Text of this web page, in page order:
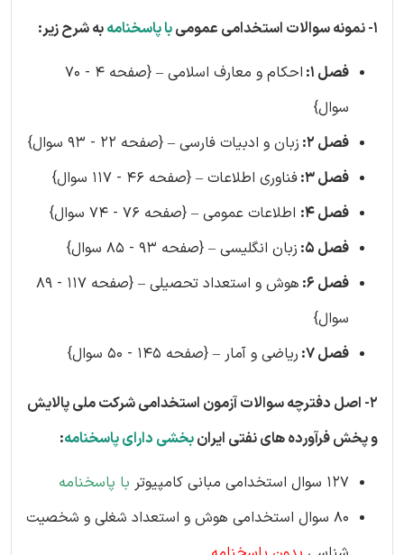
۱- نمونه سوالات استخدامی عمومی با پاسخنامهبه شرح زیر:
فصل 1:
احکام و معارف اسلامی – {صفحه 4 - 70
سوال}
فصل 2:
زبان و ادبیات فارسی – {صفحه 22 - 93 سوال}
فصل 3:
فناوری اطلاعات – {صفحه 46 - 117 سوال}
فصل 4:
اطلاعات عمومی – {صفحه 76 - 74 سوال}
فصل 5:
زبان انگلیسی – {صفحه 93 - 85 سوال}
فصل 6:
هوش و استعداد تحصیلی – {صفحه 117 - 89
سوال}
فصل 7:
ریاضی و آمار – {صفحه 145 - 50 سوال}
۲- اصل دفترچه سوالات آزمون استخدامی شرکت ملی پالایش
و پخش فرآورده های نفتی ایرانبخشی دارای پاسخنامه:
۱۲۷ سوال استخدامی مبانی کامپیوتر
با پاسخنامه
۸۰ سوال استخدامی هوش و استعداد شغلی و شخصیت